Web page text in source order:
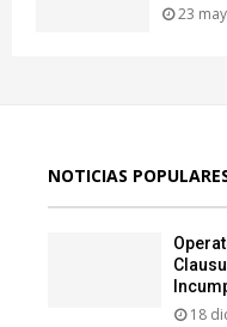
23
NOTICIAS
18